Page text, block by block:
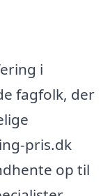
i
fagfolk, der
pris.dk
op til